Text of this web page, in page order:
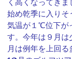
始め乾季に入り
気温が１℃位下が
す。今年は９月
月は例年を上回る